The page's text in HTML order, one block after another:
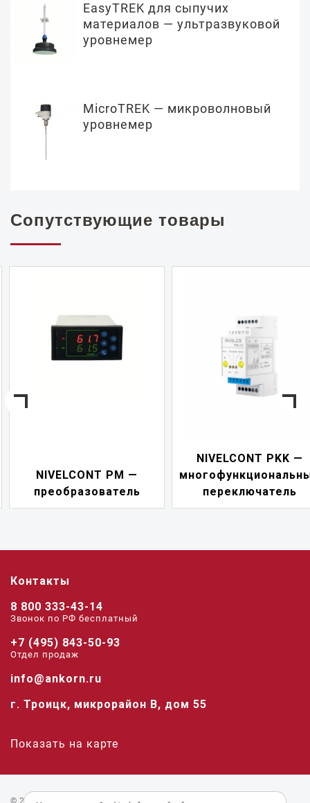
EasyTREK для сыпучих
материалов — ультразвуковой
уровнемер
MicroTREK — микроволновый
уровнемер
Сопутствующие товары
NIVELCONT PM —
преобразователь
NIVELCONT PKK —
переключатель
Контакты
8 800 333-43-14
Звонок по РФ беcплатный
+7 (495) 843-50-93
Отдел продаж
info@ankorn.ru
г. Троицк, микрорайон В, дом 55
Показать на карте
© 2026 «Анкорн».